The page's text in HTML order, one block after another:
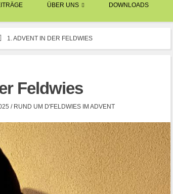
ÜBER UNS DOWNLOADS
1. ADVENT IN DER FELDWIES
Feldwies
/ RUND UM D'FELDWIES IM ADVENT